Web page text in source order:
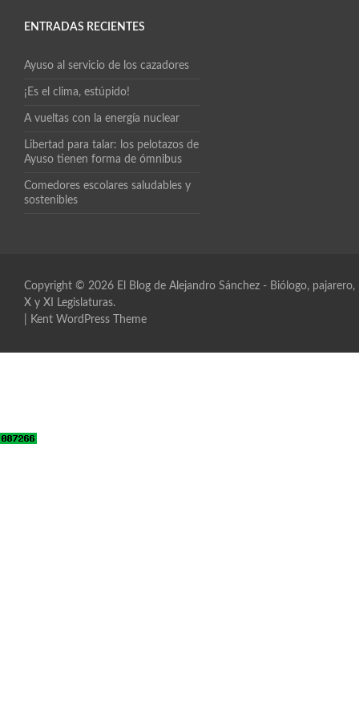
ENTRADAS RECIENTES
Ayuso al servicio de los cazadores
¡Es el clima, estúpido!
A vueltas con la energía nuclear
Libertad para talar: los pelotazos de
Ayuso tienen forma de ómnibus
Comedores escolares saludables y
sostenibles
Copyright © 2026 El Blog de Alejandro Sánchez - Biólogo,
X y XI Legislaturas.
Kent WordPress Theme